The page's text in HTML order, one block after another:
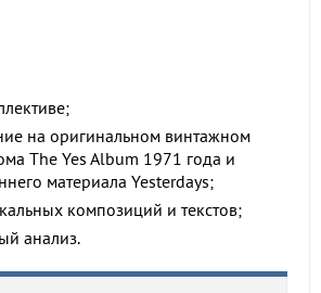
на оригинальном винтажном
The Yes Album 1971 года и
материала Yesterdays;
композиций и текстов;
анализ.